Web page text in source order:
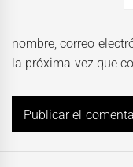
nombre, correo
la próxima vez que